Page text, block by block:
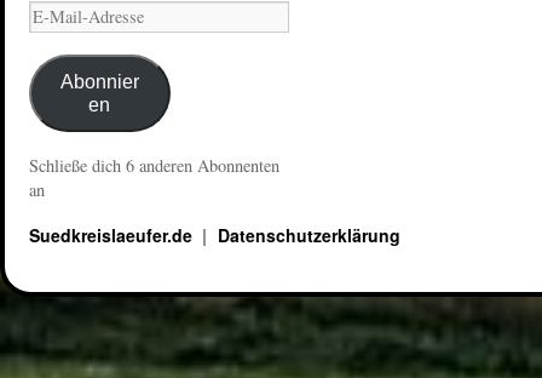
Abonnier
en
Schließe dich 6 anderen Abonnenten
an
Suedkreislaeufer.de Datenschutzerklärung